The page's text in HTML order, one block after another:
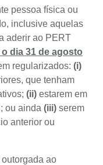
pessoa física ou
inclusive aquelas
aderir ao PERT
o dia 31 de agosto
regularizados: (i)
que tenham
(ii) estarem em
ou ainda (iii) serem
anterior ou
ao